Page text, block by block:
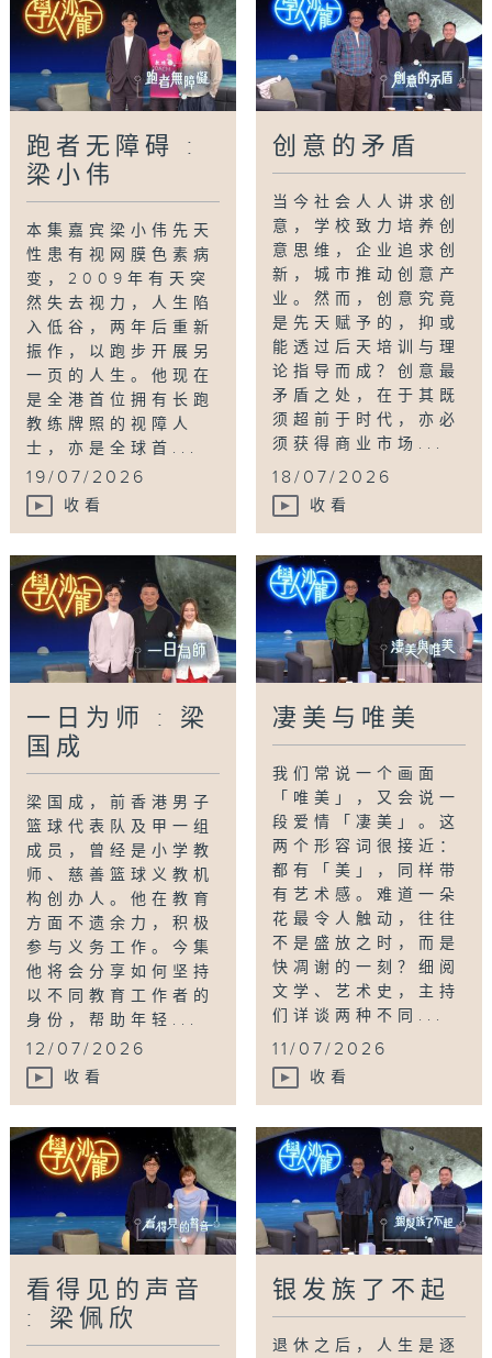
跑者无障碍 :
梁小伟
本集嘉宾梁小伟先天
性患有视网膜色素病
变，2009年有天突
然失去视力，人生陷
入低谷，两年后重新
振作，以跑步开展另
一页的人生。他现在
是全港首位拥有长跑
教练牌照的视障人
士，亦是全球首...
19/07/2026
收看
创意的矛盾
当今社会人人讲求创
意，学校致力培养创
意思维，企业追求创
新，城市推动创意产
业。然而，创意究竟
是先天赋予的，抑或
能透过后天培训与理
论指导而成？创意最
矛盾之处，在于其既
须超前于时代，亦必
须获得商业市场...
18/07/2026
收看
一日为师 : 梁
国成
梁国成，前香港男子
篮球代表队及甲一组
成员，曾经是小学教
师、慈善篮球义教机
构创办人。他在教育
方面不遗余力，积极
参与义务工作。今集
他将会分享如何坚持
以不同教育工作者的
身份，帮助年轻...
12/07/2026
收看
凄美与唯美
我们常说一个画面
「唯美」，又会说一
段爱情「凄美」。这
两个形容词很接近：
都有「美」，同样带
有艺术感。难道一朵
花最令人触动，往往
不是盛放之时，而是
快凋谢的一刻？细阅
文学、艺术史，主持
们详谈两种不同...
11/07/2026
收看
看得见的声音
: 梁佩欣
银发族了不起
退休之后，人生是逐